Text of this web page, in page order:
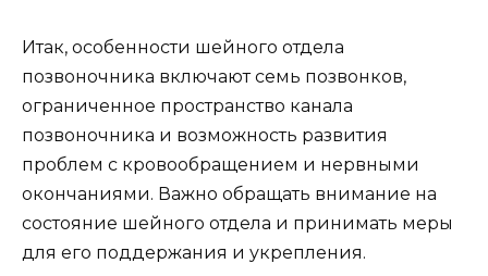
Итак, особенности шейного отдела
позвоночника включают семь позвонков,
ограниченное пространство канала
позвоночника и возможность развития
проблем с кровообращением и нервными
окончаниями. Важно обращать внимание на
состояние шейного отдела и принимать меры
для его поддержания и укрепления.